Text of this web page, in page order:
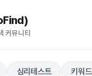
커뮤니티
심리테스트 키워